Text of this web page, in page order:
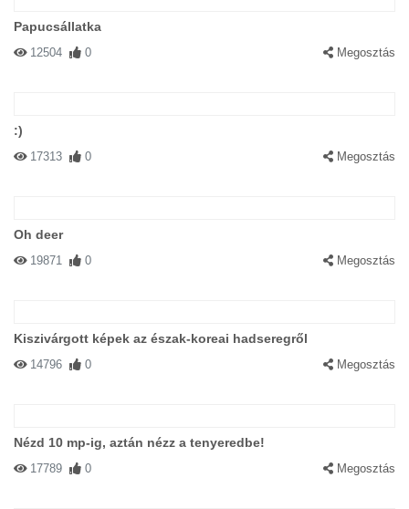
Papucsállatka
12504 0 Megosztás
:)
17313 0 Megosztás
Oh deer
19871 0 Megosztás
Kiszivárgott képek az észak-koreai hadseregről
14796 0 Megosztás
Nézd 10 mp-ig, aztán nézz a tenyeredbe!
17789 0 Megosztás